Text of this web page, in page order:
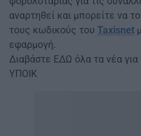
αναρτηθεί και μπορείτε να
τους κωδικούς του Taxisnet
εφαρμογή.
Διαβάστε ΕΔΩ όλα τα νέα
ΥΠΟΙΚ